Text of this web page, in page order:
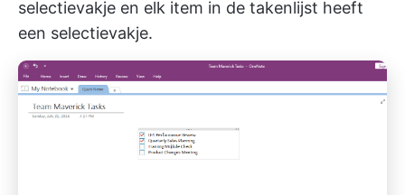
selectievakje en elk item in de takenlijst heeft
een selectievakje.